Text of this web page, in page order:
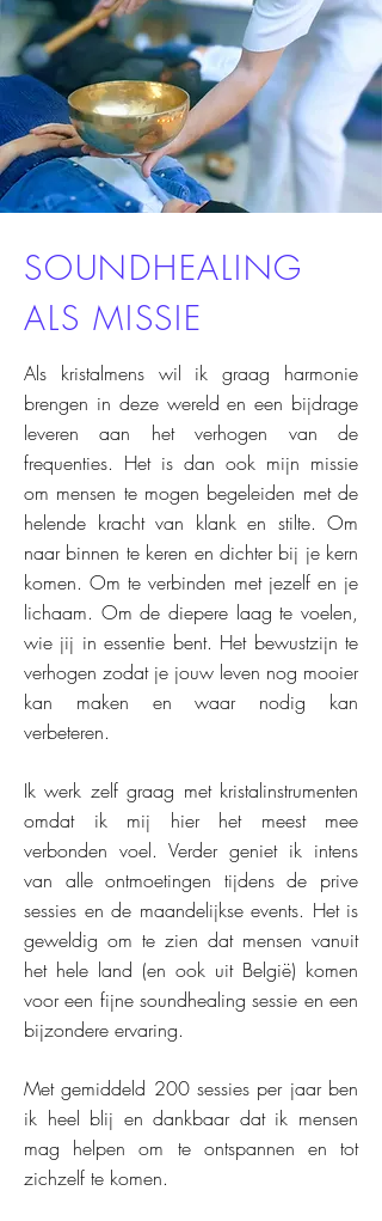
SOUNDHEALING
ALS MISSIE
Als kristalmens wil ik graag harmonie
brengen in deze wereld en een bijdrage
leveren aan het verhogen van de
frequenties. Het is dan ook mijn missie
om mensen te mogen begeleiden met de
helende kracht van klank en stilte. Om
naar binnen te keren en dichter bij je kern
komen. Om te verbinden met jezelf en je
lichaam. Om de diepere laag te voelen,
wie jij in essentie bent. Het bewustzijn te
verhogen zodat je jouw leven nog mooier
kan maken en waar nodig kan
verbeteren.
Ik werk zelf graag met kristalinstrumenten
omdat ik mij hier het meest mee
verbonden voel. Verder geniet ik intens
van alle ontmoetingen tijdens de prive
sessies en de maandelijkse events. Het is
geweldig om te zien dat mensen vanuit
het hele land (en ook uit België) komen
voor een fijne soundhealing sessie en een
bijzondere ervaring.
Met gemiddeld 200 sessies per jaar ben
ik heel blij en dankbaar dat ik mensen
mag helpen om te ontspannen en tot
zichzelf te komen.